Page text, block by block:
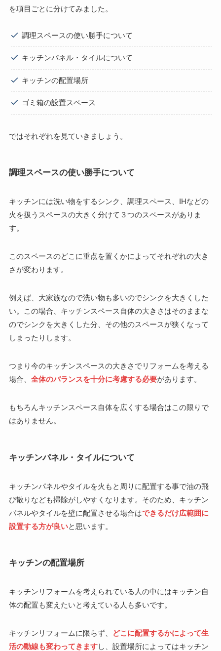
を項目ごとに分けてみました。
調理スペースの使い勝手について
キッチンパネル・タイルについて
キッチンの配置場所
ゴミ箱の設置スペース
ではそれぞれを見ていきましょう。
調理スペースの使い勝手について
キッチンには洗い物をするシンク、調理スペース、IHなどの
火を扱うスペースの大きく分けて３つのスペースがありま
す。
このスペースのどこに重点を置くかによってそれぞれの大き
さが変わります。
例えば、大家族なので洗い物も多いのでシンクを大きくした
い。この場合、キッチンスペース自体の大きさはそのままな
のでシンクを大きくした分、その他のスペースが狭くなって
しまったりします。
つまり今のキッチンスペースの大きさでリフォームを考える
場合、 全体のバランスを十分に考慮する必要があります。
もちろんキッチンスペース自体を広くする場合はこの限りで
はありません。
キッチンパネル・タイルについて
キッチンパネルやタイルを火もと周りに配置する事で油の飛
び散りなども掃除がしやすくなります。そのため、キッチン
パネルやタイルを壁に配置させる場合はできるだけ広範囲に
設置する方が良いと思います。
キッチンの配置場所
キッチンリフォームを考えられている人の中にはキッチン自
体の配置も変えたいと考えている人も多いです。
キッチンリフォームに限らず、
どこに配置するかによって生
活の動線も変わってきますし、設置場所によってはキッチン